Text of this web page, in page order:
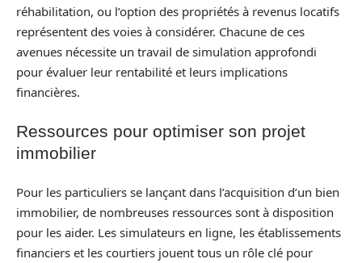
réhabilitation, ou l’option des propriétés à revenus locatifs
représentent des voies à considérer. Chacune de ces
avenues nécessite un travail de simulation approfondi
pour évaluer leur rentabilité et leurs implications
financières.
Ressources pour optimiser son projet
immobilier
Pour les particuliers se lançant dans l’acquisition d’un bien
immobilier, de nombreuses ressources sont à disposition
pour les aider. Les simulateurs en ligne, les établissements
financiers et les courtiers jouent tous un rôle clé pour